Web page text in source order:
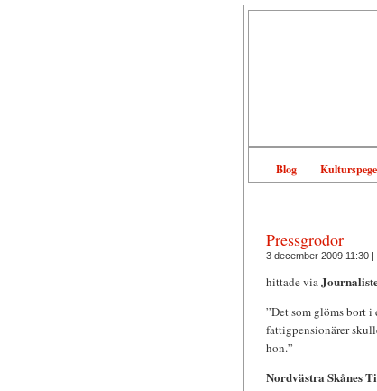
Blog
Pressgrodor
3 december 2009 11:30 |
hittade via
”Det som glöms bort i
fattigpensionärer
hon.”
Nordvästra Skånes